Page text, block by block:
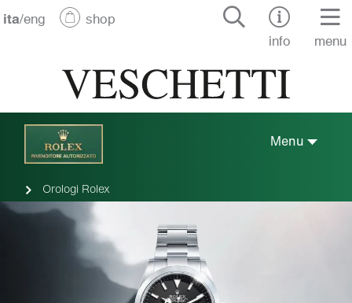
ita/eng
shop
info
menu
Menu
Orologi Rolex